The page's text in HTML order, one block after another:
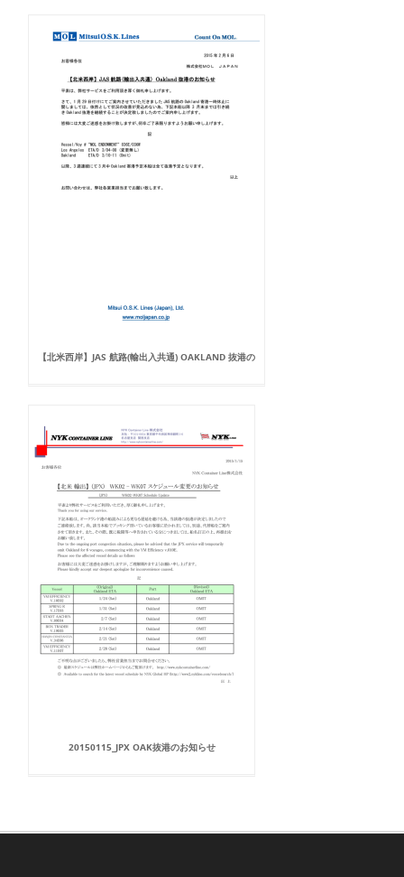
【北米西岸】JAS 航路(輸出入共通) OAKLAND 抜港の
20150115_JPX OAK抜港のお知らせ